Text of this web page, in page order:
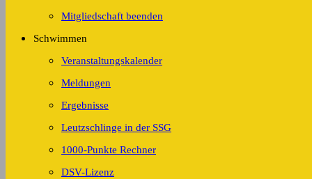
Mitgliedschaft beenden
Schwimmen
Veranstaltungskalender
Meldungen
Ergebnisse
Leutzschlinge in der SSG
1000-Punkte Rechner
DSV-Lizenz